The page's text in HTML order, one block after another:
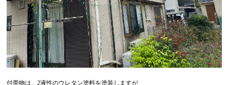
付帯物は、2液性のウレタン塗料を塗装しますが